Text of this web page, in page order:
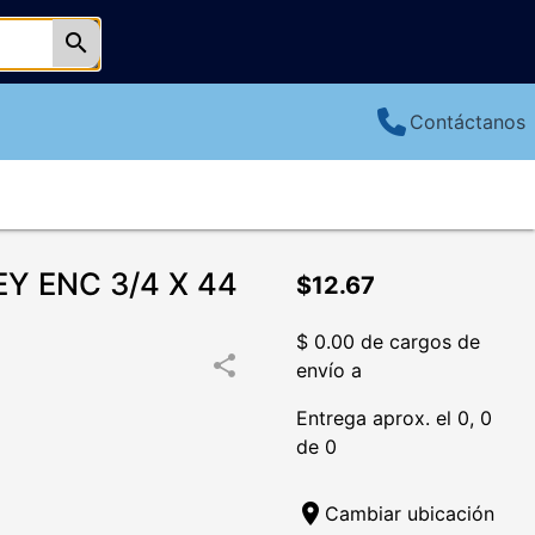
search
Contáctanos
ENC 3/4 X 44
share
$12.67
$ 0.00 de cargos de
envío a
Entrega aprox. el 0, 0
de 0
location_on Cambiar ubicación